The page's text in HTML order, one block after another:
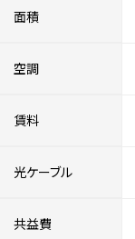
面積
空調
賃料
光ケーブル
共益費